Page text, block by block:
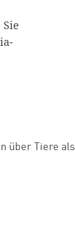
über Tiere als